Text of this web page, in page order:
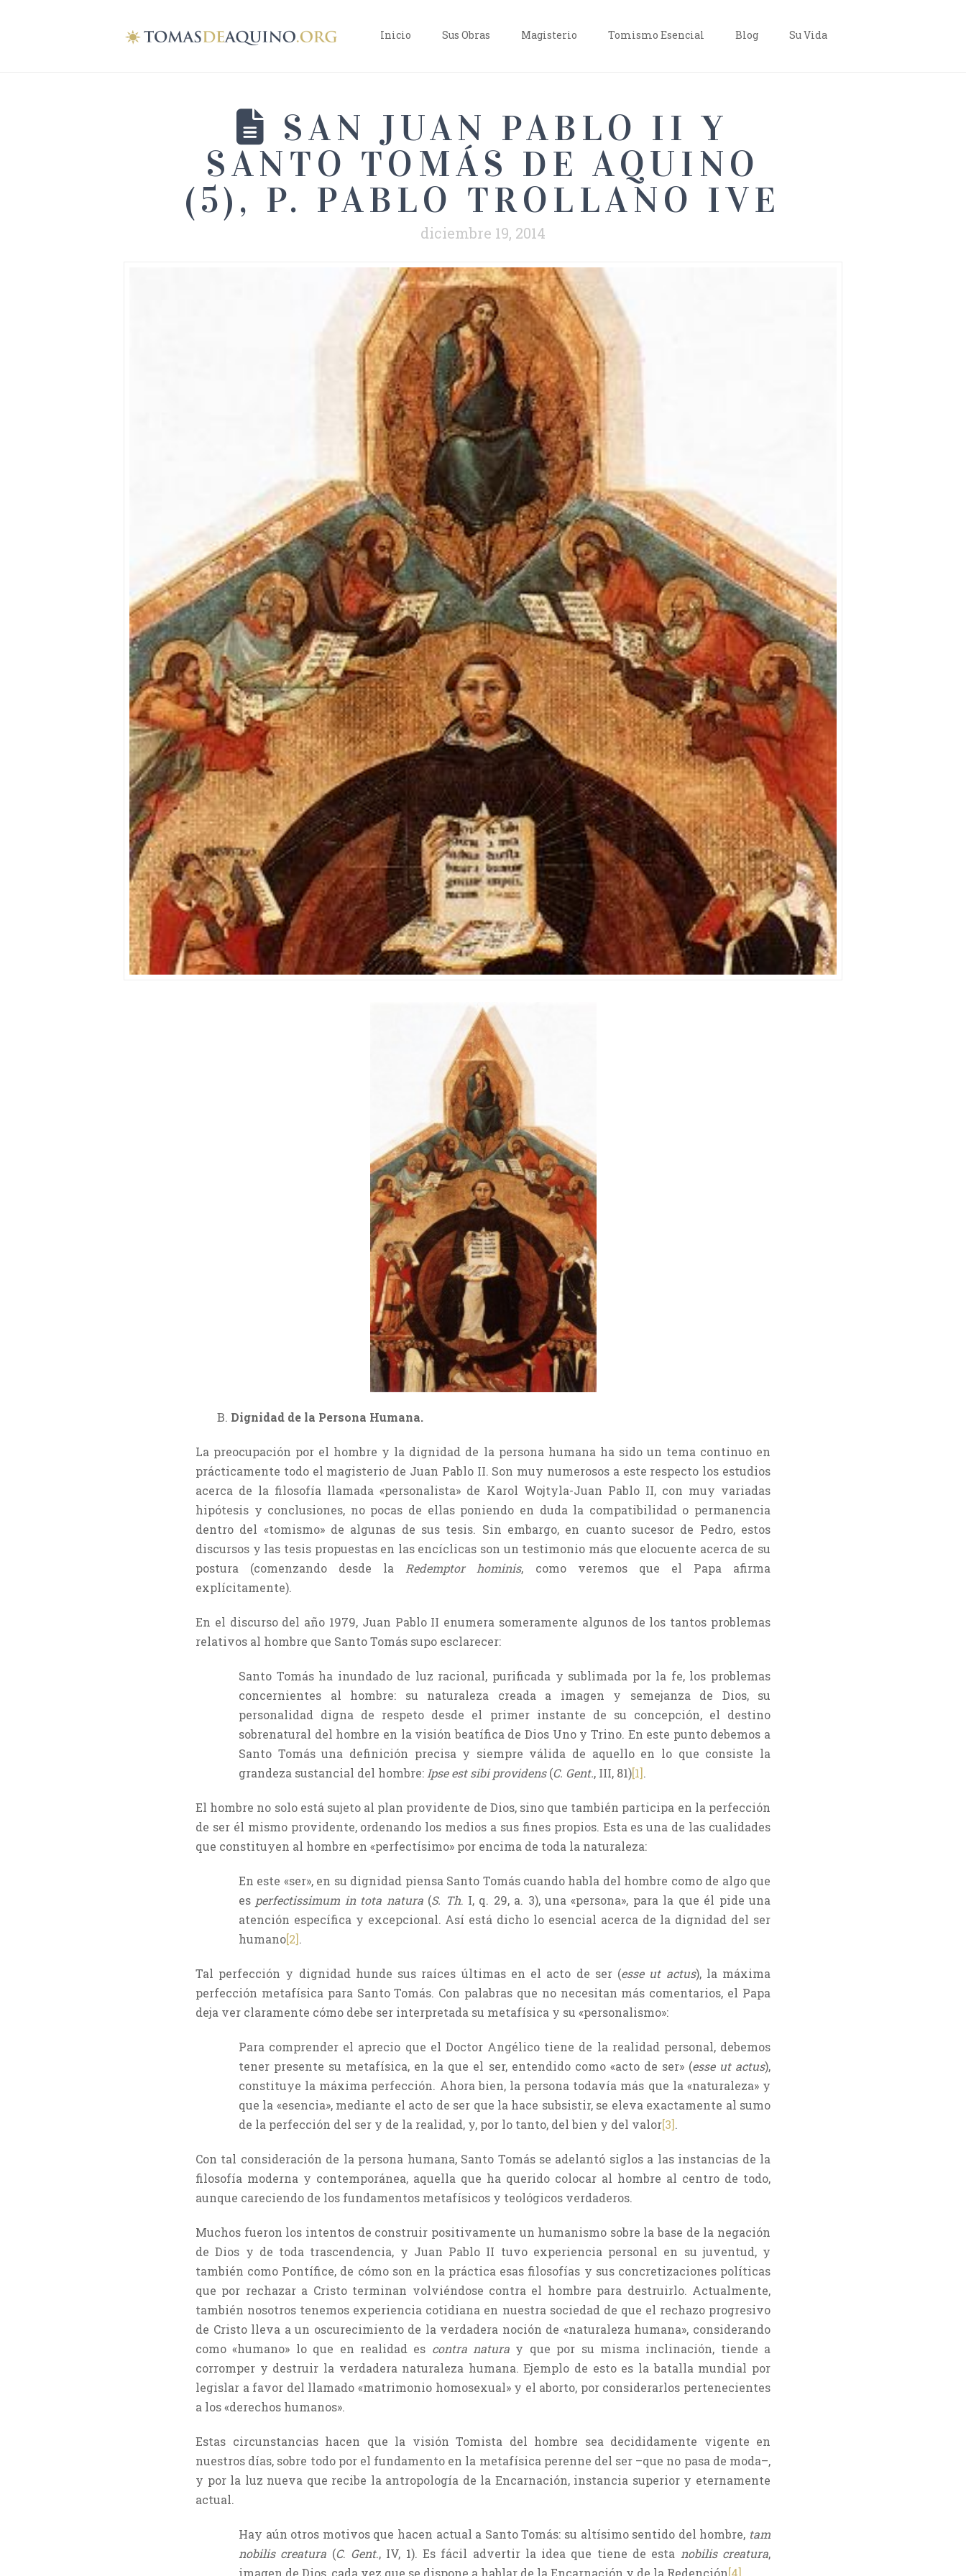
Inicio Sus Obras Magisterio Tomismo Esencial Blog Su Vida
SAN JUAN PABLO II Y
SANTO TOMÁS DE AQUINO
(5), P. PABLO TROLLANO IVE
diciembre 19, 2014
B. Dignidad de la Persona Humana.
La preocupación por el hombre y la dignidad de la persona humana ha sido un tema continuo en
prácticamente todo el magisterio de Juan Pablo II. Son muy numerosos a este respecto los estudios
acerca de la filosofía llamada «personalista» de Karol Wojtyla-Juan Pablo II, con muy variadas
hipótesis y conclusiones, no pocas de ellas poniendo en duda la compatibilidad o permanencia
dentro del «tomismo» de algunas de sus tesis. Sin embargo, en cuanto sucesor de Pedro, estos
discursos y las tesis propuestas en las encíclicas son un testimonio más que elocuente acerca de su
postura (comenzando desde la Redemptor hominis, como veremos que el Papa afirma
explícitamente).
En el discurso del año 1979, Juan Pablo II enumera someramente algunos de los tantos problemas
relativos al hombre que Santo Tomás supo esclarecer:
Santo Tomás ha inundado de luz racional, purificada y sublimada por la fe, los problemas
concernientes al hombre: su naturaleza creada a imagen y semejanza de Dios, su
personalidad digna de respeto desde el primer instante de su concepción, el destino
sobrenatural del hombre en la visión beatífica de Dios Uno y Trino. En este punto debemos a
Santo Tomás una definición precisa y siempre válida de aquello en lo que consiste la
grandeza sustancial del hombre: Ipse est sibi providens(C. Gent., III, 81)[1].
El hombre no solo está sujeto al plan providente de Dios, sino que también participa en la perfección
de ser él mismo providente, ordenando los medios a sus fines propios. Esta es una de las cualidades
que constituyen al hombre en «perfectísimo» por encima de toda la naturaleza:
En este «ser», en su dignidad piensa Santo Tomás cuando habla del hombre como de algo que
es perfectissimum in tota natura(S. Th. I, q. 29, a. 3), una «persona», para la que él pide una
atención específica y excepcional. Así está dicho lo esencial acerca de la dignidad del ser
humano[2].
Tal perfección y dignidad hunde sus raíces últimas en el acto de ser (esse ut actus), la máxima
perfección metafísica para Santo Tomás. Con palabras que no necesitan más comentarios, el Papa
deja ver claramente cómo debe ser interpretada su metafísica y su «personalismo»:
Para comprender el aprecio que el Doctor Angélico tiene de la realidad personal, debemos
tener presente su metafísica, en la que el ser, entendido como «acto de ser» (esse ut actus),
constituye la máxima perfección. Ahora bien, la persona todavía más que la «naturaleza» y
que la «esencia», mediante el acto de ser que la hace subsistir, se eleva exactamente al sumo
de la perfección del ser y de la realidad, y, por lo tanto, del bien y del valor[3].
Con tal consideración de la persona humana, Santo Tomás se adelantó siglos a las instancias de la
filosofía moderna y contemporánea, aquella que ha querido colocar al hombre al centro de todo,
aunque careciendo de los fundamentos metafísicos y teológicos verdaderos.
Muchos fueron los intentos de construir positivamente un humanismo sobre la base de la negación
de Dios y de toda trascendencia, y Juan Pablo II tuvo experiencia personal en su juventud, y
también como Pontífice, de cómo son en la práctica esas filosofías y sus concretizaciones políticas
que por rechazar a Cristo terminan volviéndose contra el hombre para destruirlo. Actualmente,
también nosotros tenemos experiencia cotidiana en nuestra sociedad de que el rechazo progresivo
de Cristo lleva a un oscurecimiento de la verdadera noción de «naturaleza humana», considerando
como «humano» lo que en realidad es contra natura y que por su misma inclinación, tiende a
corromper y destruir la verdadera naturaleza humana. Ejemplo de esto es la batalla mundial por
legislar a favor del llamado «matrimonio homosexual» y el aborto, por considerarlos pertenecientes
a los «derechos humanos».
Estas circunstancias hacen que la visión Tomista del hombre sea decididamente vigente en
nuestros días, sobre todo por el fundamento en la metafísica perenne del ser –que no pasa de moda–,
y por la luz nueva que recibe la antropología de la Encarnación, instancia superior y eternamente
actual.
Hay aún otros motivos que hacen actual a Santo Tomás: su altísimo sentido del hombre, tam
nobilis creatura (C. Gent., IV, 1). Es fácil advertir la idea que tiene de esta nobilis creatura,
imagen de Dios, cada vez que se dispone a hablar de la Encarnación y de la Redención[4]